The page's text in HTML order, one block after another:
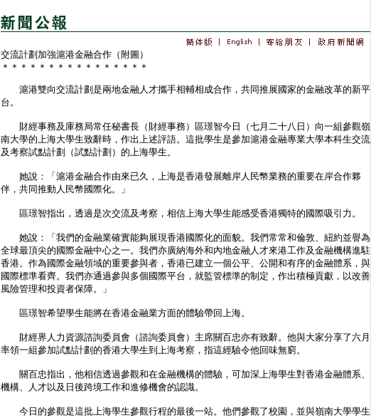
交流計劃加強滬港金融合作（附圖）
＊＊＊＊＊＊＊＊＊＊＊＊＊＊＊＊
滬港雙向交流計劃是兩地金融人才攜手相輔相成合作，共同推展國家的金融改革的新平
台。
財經事務及庫務局常任秘書長（財經事務）區璟智今日（七月二十八日）向一組參觀嶺
南大學的上海大學生致辭時，作出上述評語。這批學生是參加滬港金融專業大學本科生交流
及考察試點計劃（試點計劃）的上海學生。
她說：「滬港金融合作由來已久，上海是香港發展離岸人民幣業務的重要在岸合作夥
伴，共同推動人民幣國際化。」
區璟智指出，透過是次交流及考察，相信上海大學生能感受香港獨特的國際吸引力。
她說：「我們的金融業確實能夠展現香港國際化的面貌。我們常常和倫敦、紐約並譽為
全球最頂尖的國際金融中心之一。我們亦廣納海外和內地金融人才來港工作及金融機構進駐
香港。作為國際金融領域的重要參與者，香港已建立一個公平、公開和有序的金融體系，與
國際標準看齊。我們亦通過參與多個國際平台，就監管標準的制定，作出積極貢獻，以改善
風險管理和投資者保障。」
區璟智希望學生能將在香港金融業方面的體驗帶回上海。
財經界人力資源諮詢委員會（諮詢委員會）主席關百忠亦有致辭。他與大家分享了六月
率領一組參加試點計劃的香港大學生到上海考察，指這經驗令他回味無窮。
關百忠指出，他相信透過參觀和在金融機構的體驗，可加深上海學生對香港金融體系、
機構、人才以及日後跨境工作和進修機會的認識。
今日的參觀是這批上海學生參觀行程的最後一站。他們參觀了校園，並與嶺南大學學生